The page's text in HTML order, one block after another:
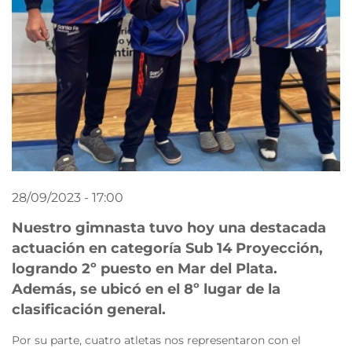
28/09/2023 - 17:00
Nuestro gimnasta tuvo hoy una destacada
actuación en categoría Sub 14 Proyección,
logrando 2º puesto en Mar del Plata.
Además, se ubicó en el 8º lugar de la
clasificación general.
Por su parte, cuatro atletas nos representaron con el